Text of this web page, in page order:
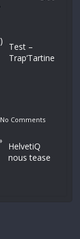
Test –
Trap’Tartine
No Comments
HelvetiQ
nous tease